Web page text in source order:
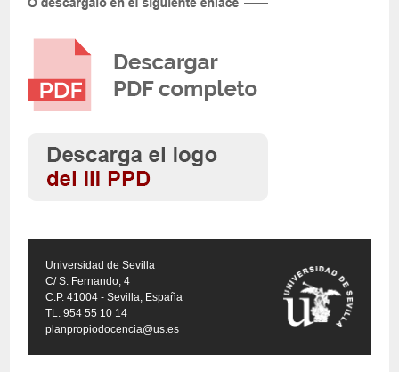
Universidad de Sevilla
C/ S. Fernando, 4
C.P. 41004 - Sevilla, España
TL: 954 55 10 14
planpropiodocencia@us.es